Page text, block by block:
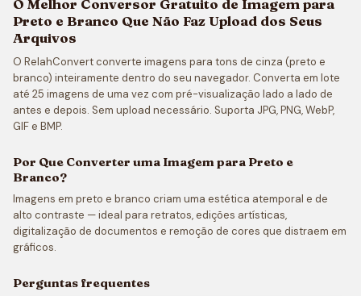
O Melhor Conversor Gratuito de Imagem para
Preto e Branco Que Não Faz Upload dos Seus
Arquivos
O RelahConvert converte imagens para tons de cinza (preto e
branco) inteiramente dentro do seu navegador. Converta em lote
até 25 imagens de uma vez com pré-visualização lado a lado de
antes e depois. Sem upload necessário. Suporta JPG, PNG, WebP,
GIF e BMP.
Por Que Converter uma Imagem para Preto e
Branco?
Imagens em preto e branco criam uma estética atemporal e de
alto contraste — ideal para retratos, edições artísticas,
digitalização de documentos e remoção de cores que distraem em
gráficos.
Perguntas frequentes